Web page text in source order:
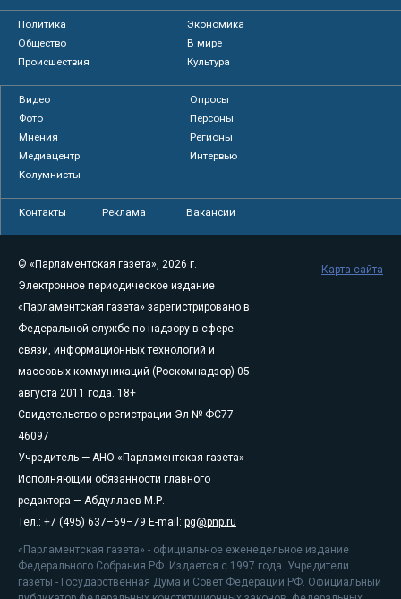
Политика
Экономика
Общество
В мире
Происшествия
Культура
Видео
Опросы
Фото
Персоны
Мнения
Регионы
Медиацентр
Интервью
Колумнисты
Контакты Реклама Вакансии
© «Парламентская газета», 2026 г.
Электронное периодическое издание
«Парламентская газета» зарегистрировано в
Федеральной службе по надзору в сфере
связи, информационных технологий и
массовых коммуникаций (Роскомнадзор) 05
августа 2011 года. 18+
Свидетельство о регистрации Эл № ФС77-
46097
Учредитель — АНО «Парламентская газета»
Исполняющий обязанности главного
редактора — Абдуллаев М.Р.
Тел.: +7 (495) 637–69–79 E-mail: pg@pnp.ru
«Парламентская газета» - официальное еженедельное издание
Федерального Собрания РФ. Издается с 1997 года. Учредители
газеты - Государственная Дума и Совет Федерации РФ. Официальный
Карта сайта